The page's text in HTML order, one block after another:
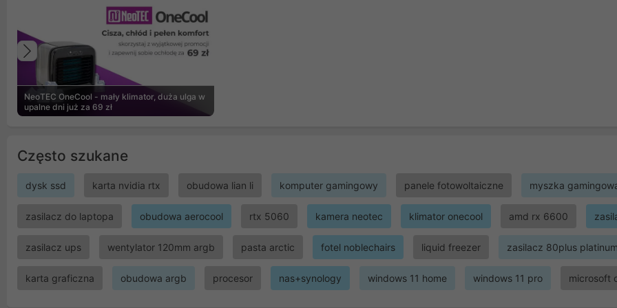
NeoTEC OneCool - mały klimator, duża ulga w
upalne dni już za 69 zł
Poprzedni
Często szukane
dysk ssd karta nvidia rtx obudowa lian li komputer gamingowy panele fotowoltaiczne myszka
zasilacz do laptopa obudowa aerocool rtx 5060 kamera neotec klimator onecool amd rx 6600
zasilacz ups wentylator 120mm argb pasta arctic fotel noblechairs liquid freezer zasilacz 80plus platinum
karta graficzna obudowa argb procesor nas+synology windows 11 home windows 11 pro microsoft